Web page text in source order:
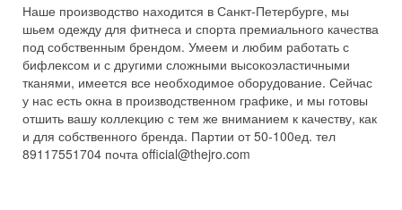
Наше производство находится в Санкт-Петербурге, мы
шьем одежду для фитнеса и спорта премиального качества
под собственным брендом. Умеем и любим работать с
бифлексом и с другими сложными высокоэластичными
тканями, имеется все необходимое оборудование. Сейчас
у нас есть окна в производственном графике, и мы готовы
отшить вашу коллекцию с тем же вниманием к качеству, как
и для собственного бренда. Партии от 50-100ед. тел
89117551704 почта official@thejro.com